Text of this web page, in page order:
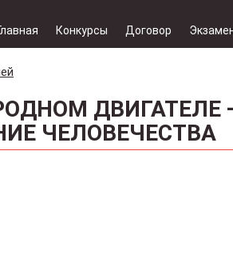
Конкурсы Договор
ДВИГАТЕЛЕ
ЧЕЛОВЕЧЕСТВА